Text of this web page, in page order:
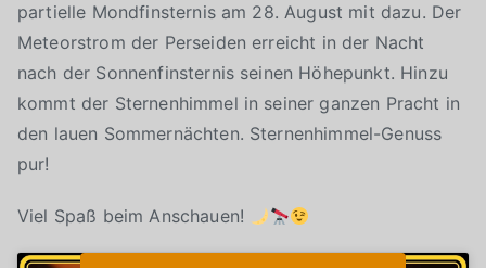
partielle Mondfinsternis am 28. August mit dazu. Der
Meteorstrom der Perseiden erreicht in der Nacht
nach der Sonnenfinsternis seinen Höhepunkt. Hinzu
kommt der Sternenhimmel in seiner ganzen Pracht in
den lauen Sommernächten. Sternenhimmel-Genuss
pur!
Viel Spaß beim Anschauen!